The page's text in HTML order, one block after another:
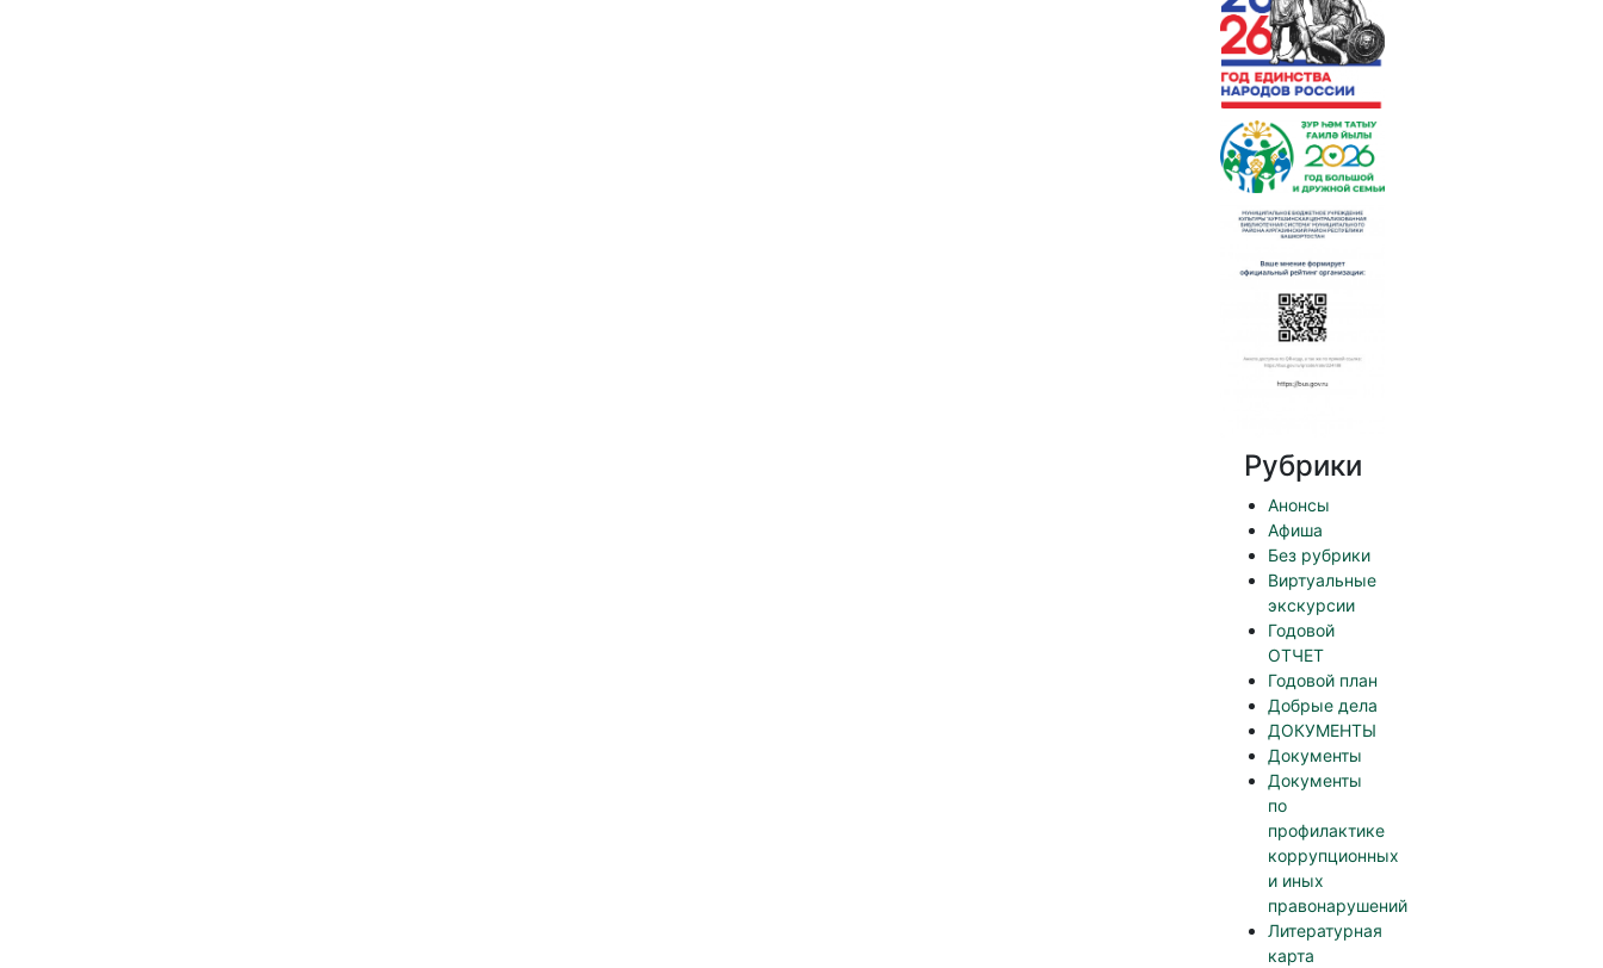
Рубрики
Анонсы
Афиша
Без рубрики
Виртуальные
экскурсии
Годовой
ОТЧЕТ
Годовой план
Добрые дела
ДОКУМЕНТЫ
Документы
Документы
по
профилактике
коррупционных
и иных
правонарушений
Литературная
карта